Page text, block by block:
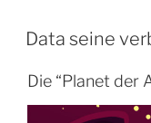
Data seine
Die “Planet der